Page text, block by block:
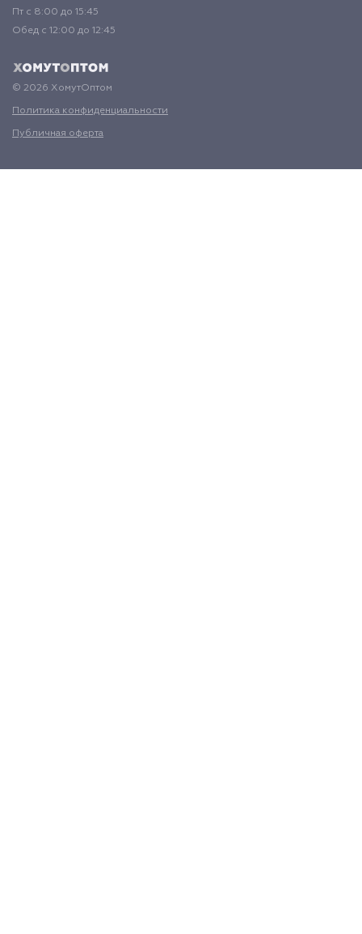
Пт с 8:00 до 15:45
Обед с 12:00 до 12:45
© 2026 ХомутОптом
Политика конфиденциальности
Публичная оферта